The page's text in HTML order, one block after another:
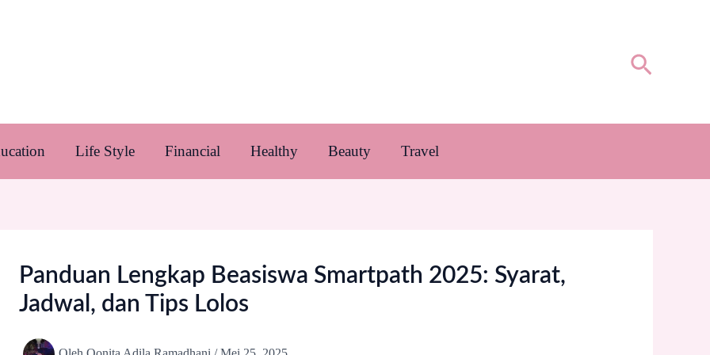
Cari
Life Style Financial Healthy Beauty Travel
Panduan Lengkap Beasiswa Smartpath 2025: Syarat,
Jadwal, dan Tips Lolos